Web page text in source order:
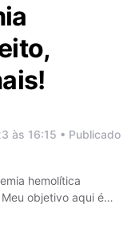
às 16:15 • Publicado
hemolítica
objetivo aqui é…